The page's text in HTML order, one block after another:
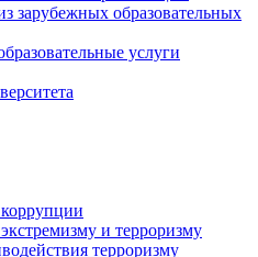
зарубежных образовательных
услуги
и терроризму
терроризму